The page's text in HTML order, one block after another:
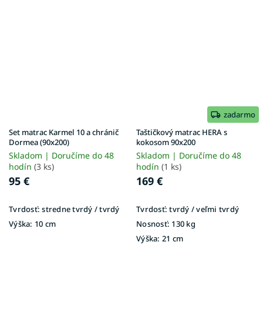
Set matrac Karmel 10 a chránič
Dormea (90x200)
Skladom | Doručíme do 48
hodín (3 ks)
95 €
Tvrdosť: stredne tvrdý / tvrdý
Výška: 10 cm
zadarmo
Taštičkový matrac HERA s
kokosom 90x200
Skladom | Doručíme do 48
hodín (1 ks)
169 €
Tvrdosť: tvrdý / veľmi tvrdý
Nosnosť: 130 kg
Výška: 21 cm